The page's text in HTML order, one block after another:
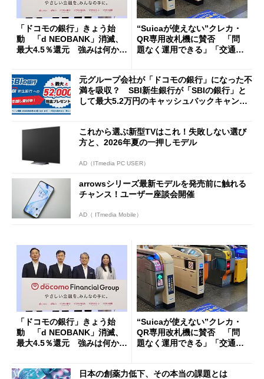
「ドコモの銀行」きょう始
動 「d NEOBANK」消滅、
最大4.5％還元 強みは何か解
“Suicaが使えない”クレカ・
QR専用改札機に賛否 「問
題なく運用できる」「交通系I
元グループ会社が「ドコモの銀行」になった不
満を吸収？ SBI新生銀行が「SBIの銀行」と
して最大5.2万円のキャッシュバックキャンペ
これから選ぶ新型TVはこれ！失敗しない選び
方と、2026年夏の一押しモデル
AD（ITmedia PC USER）
arrowsシリーズ最新モデルを発売前に触れる
チャンス！ユーザー座談会開催
AD（ ITmedia Mobile）
「ドコモの銀行」きょう始
動 「d NEOBANK」消滅、
最大4.5％還元 強みは何か解
“Suicaが使えない”クレカ・
QR専用改札機に賛否 「問
題なく運用できる」「交通系I
日本の創薬力低下、その本当の課題とは